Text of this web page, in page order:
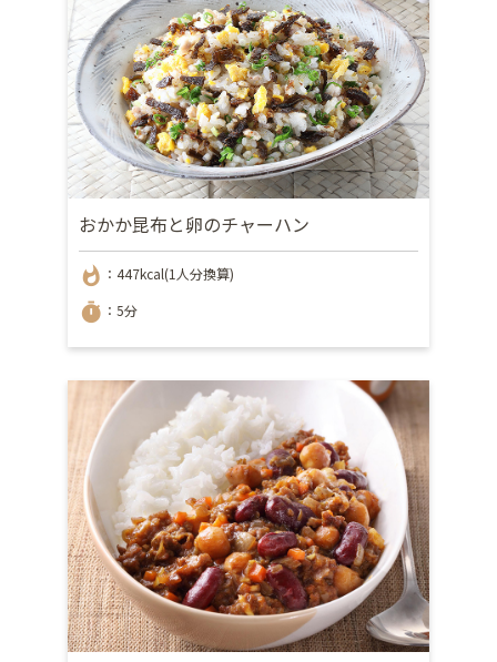
おかか昆布と卵のチャーハン
whatshot ：447kcal(1人分換算)
timer ：5分